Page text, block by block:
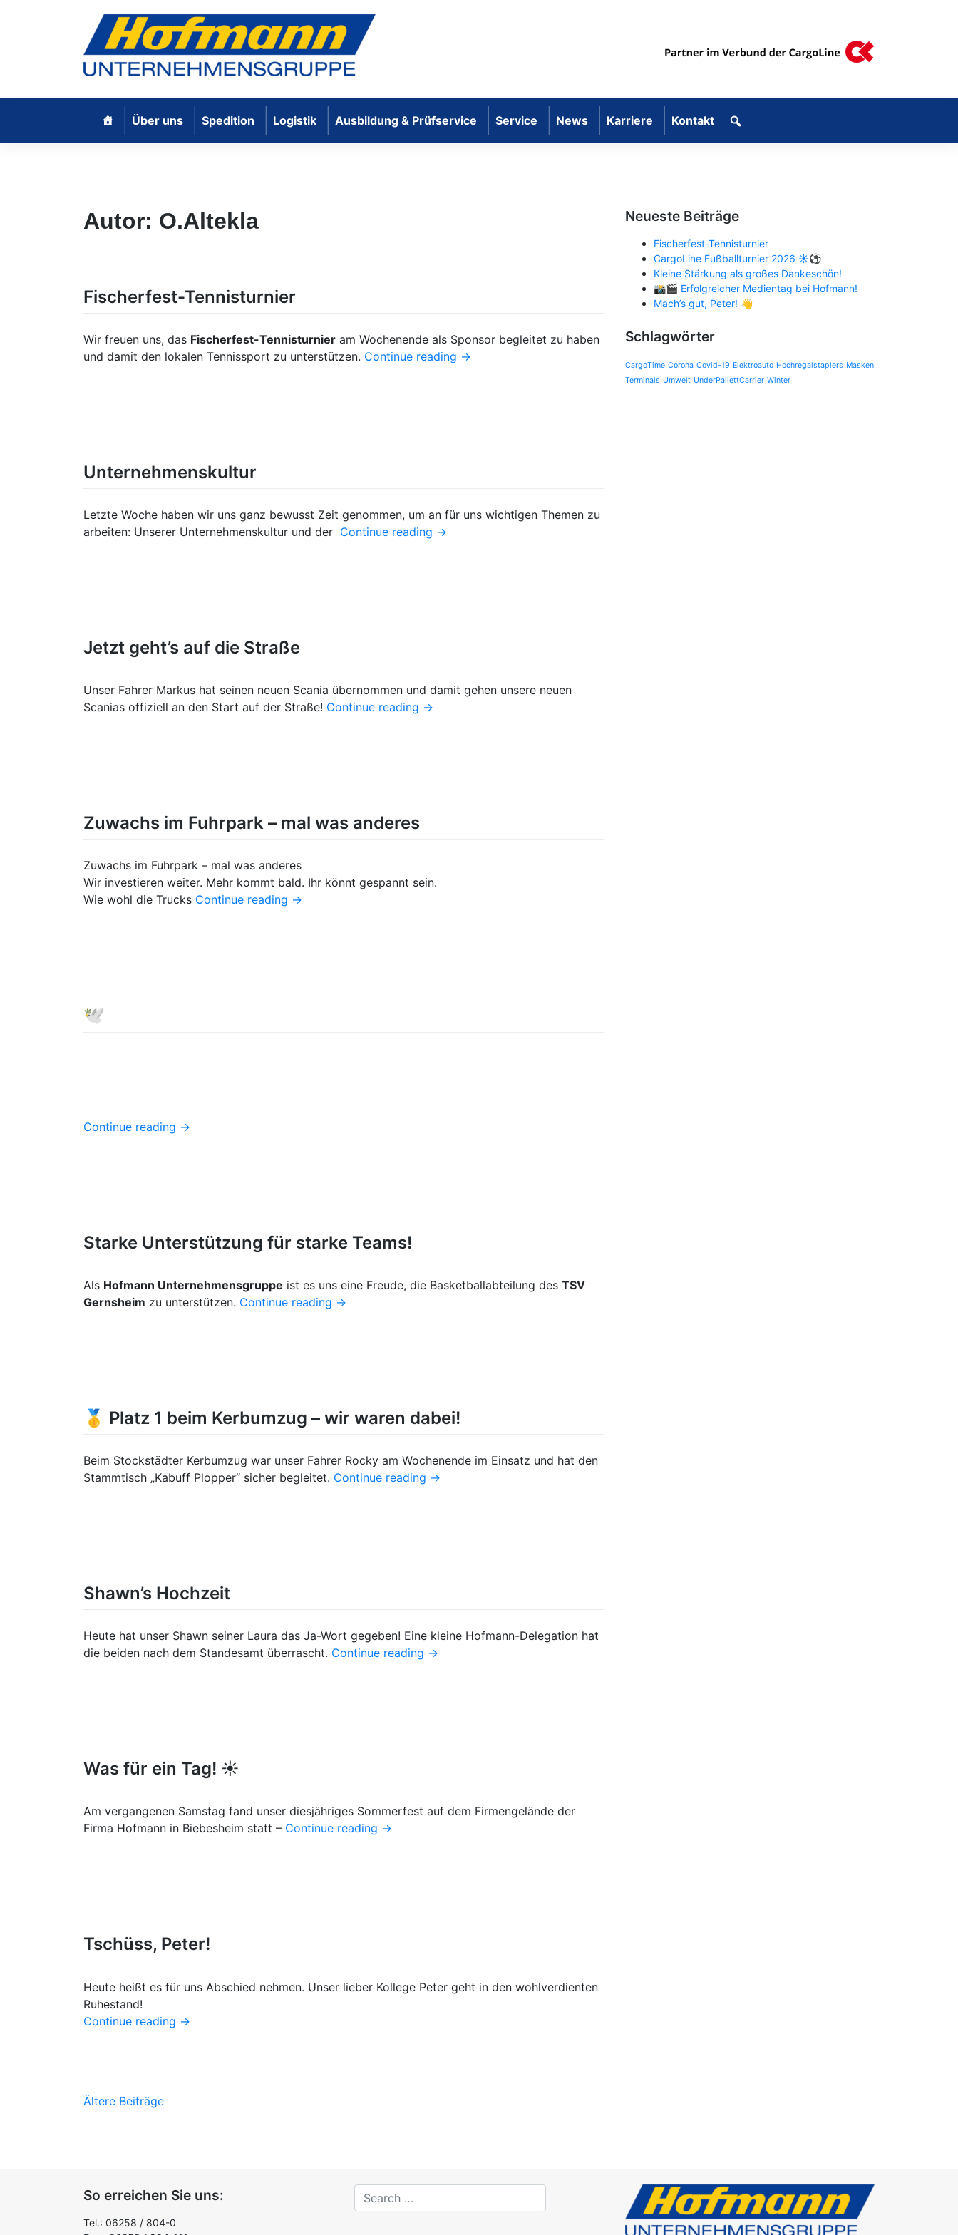
content
Hofmann Internationale Spedition GmbH
Über uns Spedition Logistik Ausbildung & Prüfservice Service News Karriere Kontakt
Autor: O.Altekla
Fischerfest-Tennisturnier
Wir freuen uns, das Fischerfest-Tennisturnier am Wochenende als Sponsor begleitet zu haben
und damit den lokalen Tennissport zu unterstützen. Continue reading →
Unternehmenskultur
Letzte Woche haben wir uns ganz bewusst Zeit genommen, um an für uns wichtigen Themen zu
arbeiten: Unserer Unternehmenskultur und der Continue reading →
Jetzt geht’s auf die Straße
Unser Fahrer Markus hat seinen neuen Scania übernommen und damit gehen unsere neuen
Scanias offiziell an den Start auf der Straße! Continue reading →
Zuwachs im Fuhrpark – mal was anderes
Zuwachs im Fuhrpark – mal was anderes
Wir investieren weiter. Mehr kommt bald. Ihr könnt gespannt sein.
Wie wohl die Trucks Continue reading →
🕊️
Continue reading →
Starke Unterstützung für starke Teams!
Als Hofmann Unternehmensgruppe ist es uns eine Freude, die Basketballabteilung des TSV
Gernsheim zu unterstützen. Continue reading →
🥇 Platz 1 beim Kerbumzug – wir waren dabei!
Beim Stockstädter Kerbumzug war unser Fahrer Rocky am Wochenende im Einsatz und hat den
Stammtisch „Kabuff Plopper“ sicher begleitet. Continue reading →
Shawn’s Hochzeit
Heute hat unser Shawn seiner Laura das Ja-Wort gegeben! Eine kleine Hofmann-Delegation hat
die beiden nach dem Standesamt überrascht. Continue reading →
Was für ein Tag! ☀️
Am vergangenen Samstag fand unser diesjähriges Sommerfest auf dem Firmengelände der
Firma Hofmann in Biebesheim statt – Continue reading →
Tschüss, Peter!
Heute heißt es für uns Abschied nehmen. Unser lieber Kollege Peter geht in den wohlverdienten
Ruhestand!
Continue reading →
Beitragsnavigation
Ältere Beiträge
Neueste Beiträge
Fischerfest-Tennisturnier
CargoLine Fußballturnier 2026 ☀️⚽
Kleine Stärkung als großes Dankeschön!
📸🎬 Erfolgreicher Medientag bei Hofmann!
Mach’s gut, Peter! 👋
Schlagwörter
CargoTime Corona Covid-19 Elektroauto Hochregalstaplers Masken
Terminals Umwelt UnderPallettCarrier Winter
So erreichen Sie uns:
Tel.: 06258 / 804-0